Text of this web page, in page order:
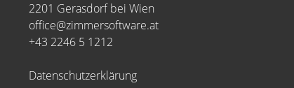
2201 Gerasdorf bei Wien
office@zimmersoftware.at
+43 2246 5 1212
Datenschutzerklärung